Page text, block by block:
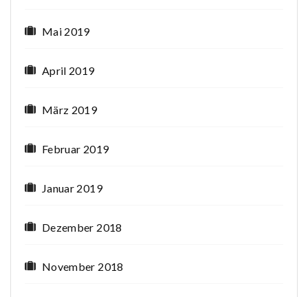
Mai 2019
April 2019
März 2019
Februar 2019
Januar 2019
Dezember 2018
November 2018